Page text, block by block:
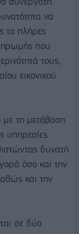
να
το πλήρες
που
τους,
εικονικού
τη μετάβαση
υπηρεσίες
δυνατή
όσο και την
και την
σε δύο